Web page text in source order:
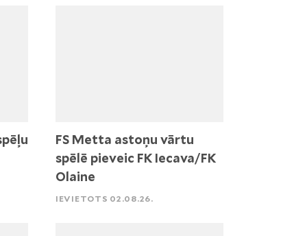
FS Metta astoņu vārtu
spēlē pieveic FK Iecava/FK
Olaine
IEVIETOTS 02.08.26.